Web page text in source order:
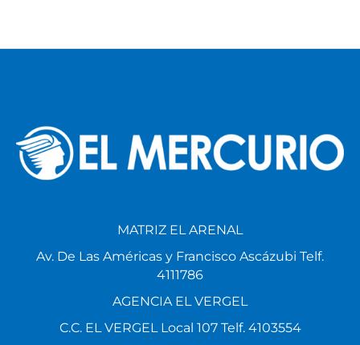
MATRIZ EL ARENAL
Av. De Las Américas y Francisco Ascázubi Telf.
4111786
AGENCIA EL VERGEL
C.C. EL VERGEL Local 107 Telf. 4103554